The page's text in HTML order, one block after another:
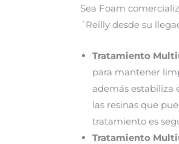
Sea Foam
´Reilly desde su
Tratamiento
para mantener
además estabiliza
las resinas que
tratamiento es
Tratamiento